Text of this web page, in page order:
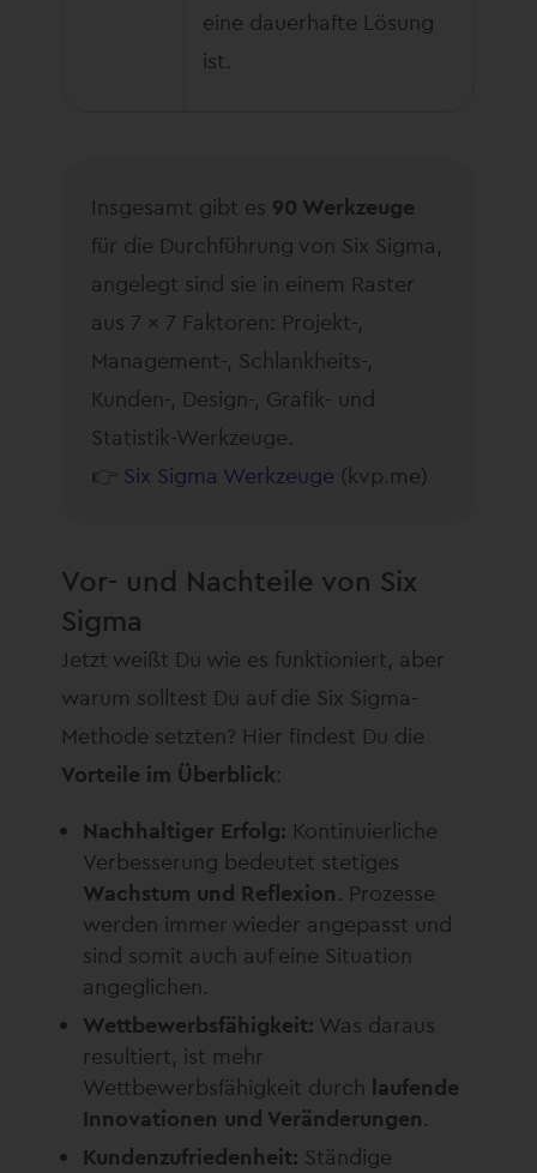
eine dauerhafte Lösung
ist.
Insgesamt gibt es 90 Werkzeuge
für die Durchführung von Six Sigma,
angelegt sind sie in einem Raster
aus 7 x 7 Faktoren: Projekt-,
Management-, Schlankheits-,
Kunden-, Design-, Grafik- und
Statistik-Werkzeuge.
👉 Six Sigma Werkzeuge (kvp.me)
Vor- und Nachteile von Six
Sigma
Jetzt weißt Du wie es funktioniert, aber
warum solltest Du auf die Six Sigma-
Methode setzten? Hier findest Du die
Vorteile im Überblick:
Nachhaltiger Erfolg: Kontinuierliche
Verbesserung bedeutet stetiges
Wachstum und Reflexion. Prozesse
werden immer wieder angepasst und
sind somit auch auf eine Situation
angeglichen.
Wettbewerbsfähigkeit: Was daraus
resultiert, ist mehr
Wettbewerbsfähigkeit durch laufende
Innovationen und Veränderungen.
Kundenzufriedenheit: Ständige